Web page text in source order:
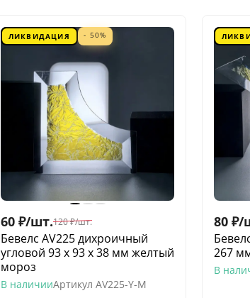
ЛИКВИДАЦИЯ - 50%
60 ₽/шт.120 ₽/шт.
Бевелс AV225 дихроичный
угловой 93 х 93 х 38 мм желтый
мороз
В наличииАртикул AV225-Y-M
80 ₽/
267
В